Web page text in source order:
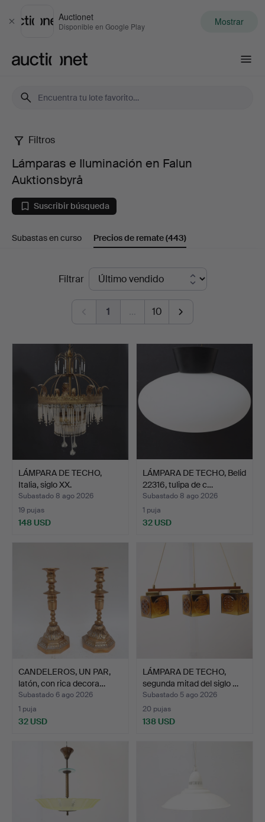
Cerrar
Auctionet
Disponible en Google Play Mostrar
Lámparas
Iluminación
en
Auktionsbyrå
Filtros
Lámparas e Iluminación en Falun
Auktionsbyrå
Suscribir búsqueda
Subastas en curso Precios de remate(443)
Filtrar
1 … 10
LÁMPARA DE TECHO,
Italia, siglo XX.
Subastado 8 ago 2026
19 pujas
148 USD
LÁMPARA DE TECHO, Belid
22316, tulipa de c…
Subastado 8 ago 2026
1 puja
32 USD
CANDELEROS, UN PAR,
latón, con rica decora…
Subastado 6 ago 2026
1 puja
32 USD
LÁMPARA DE TECHO,
segunda mitad del siglo …
Subastado 5 ago 2026
20 pujas
138 USD